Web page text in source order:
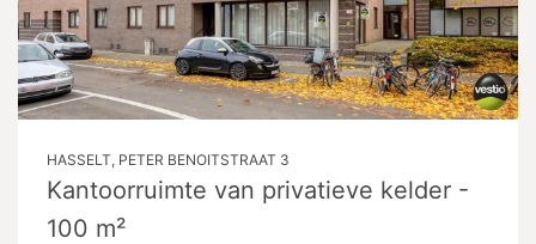
HASSELT, PETER BENOITSTRAAT 3
Kantoorruimte van privatieve kelder -
100 m²